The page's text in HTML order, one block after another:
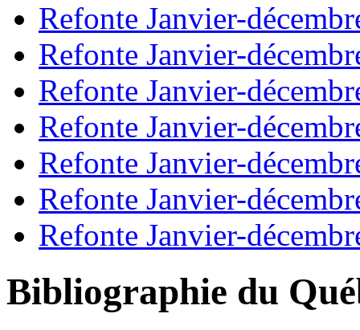
Refonte Janvier-
Refonte Janvier-
Refonte Janvier-
Refonte Janvier-
Refonte Janvier-
Refonte Janvier-
Refonte Janvier-
Bibliographie du